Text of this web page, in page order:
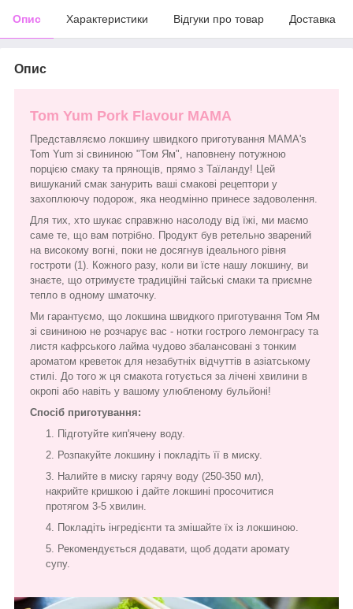
Опис Характеристики Відгуки про товар Доставка
Опис
Tom Yum Pork Flavour MAMA
Представляємо локшину швидкого приготування MАМА's
Tom Yum зі свининою "Том Ям", наповнену потужною
порцією смаку та прянощів, прямо з Таїланду! Цей
вишуканий смак занурить ваші смакові рецептори у
захоплюючу подорож, яка неодмінно принесе задоволення.
Для тих, хто шукає справжню насолоду від їжі, ми маємо
саме те, що вам потрібно. Продукт був ретельно зварений
на високому вогні, поки не досягнув ідеального рівня
гостроти (1). Кожного разу, коли ви їсте нашу локшину, ви
знаєте, що отримуєте традиційні тайські смаки та приємне
тепло в одному шматочку.
Ми гарантуємо, що локшина швидкого приготування Том Ям
зі свининою не розчарує вас - нотки гострого лемонграсу та
листя кафрського лайма чудово збалансовані з тонким
ароматом креветок для незабутніх відчуттів в азіатському
стилі. До того ж ця смакота готується за лічені хвилини в
окропі або навіть у вашому улюбленому бульйоні!
Спосіб приготування:
Підготуйте кип'ячену воду.
Розпакуйте локшину і покладіть її в миску.
Налийте в миску гарячу воду (250-350 мл),
накрийте кришкою і дайте локшині просочитися
протягом 3-5 хвилин.
Покладіть інгредієнти та змішайте їх із локшиною.
Рекомендується додавати, щоб додати аромату
супу.